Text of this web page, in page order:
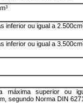
inferior ou igual a
inferior ou igual a
máxima superior ou
segundo Norma DIN